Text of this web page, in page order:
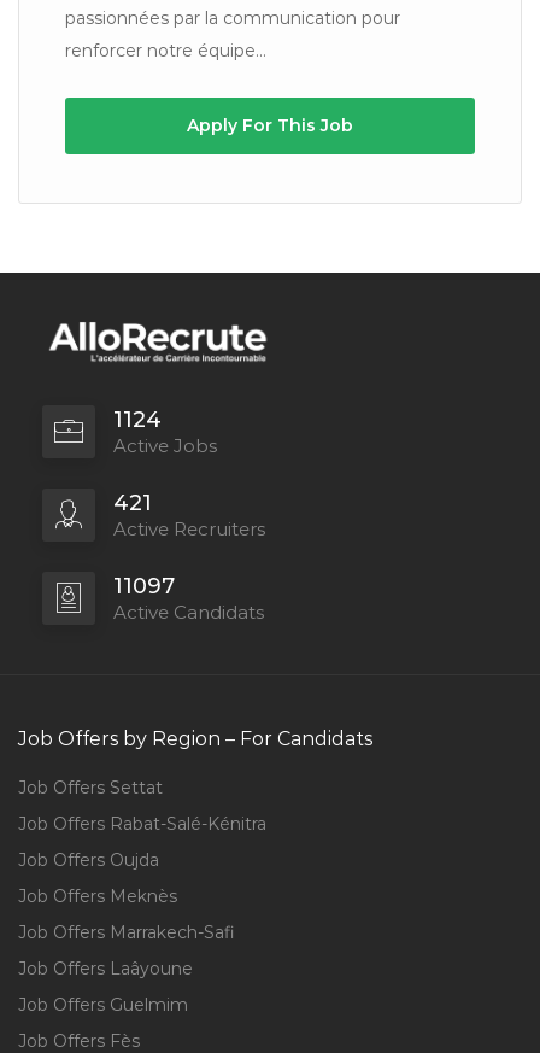
passionnées par la communication pour
renforcer notre équipe...
Apply For This Job
1124
Active Jobs
421
Active Recruiters
11097
Active Candidats
Job Offers by Region – For Candidats
Job Offers Settat
Job Offers Rabat-Salé-Kénitra
Job Offers Oujda
Job Offers Meknès
Job Offers Marrakech-Safi
Job Offers Laâyoune
Job Offers Guelmim
Job Offers Fès